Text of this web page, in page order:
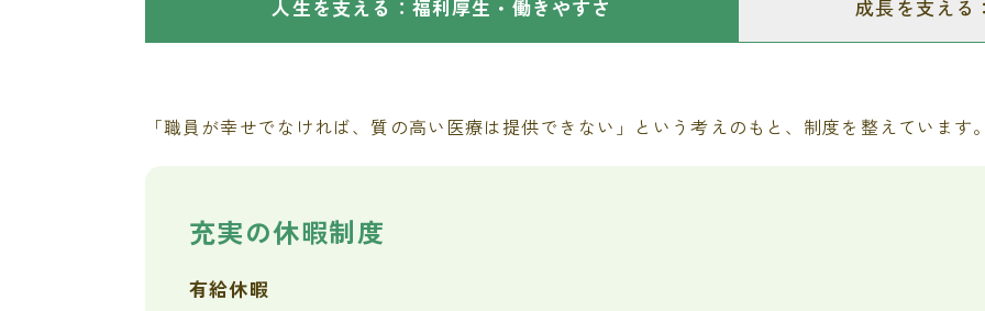
人生を支える：福利厚生・働きやすさ 成長を支える
「職員が幸せでなければ、質の高い医療は提供できない」という考えのもと、制度を整えています
充実の休暇制度
有給休暇